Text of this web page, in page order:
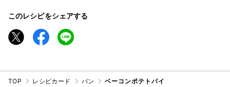
このレシピをシェアする
TOP レシピカード パン ベーコンポテトパイ